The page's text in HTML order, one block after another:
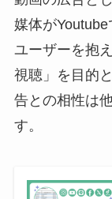
媒体が
ユーザーを抱
視聴」を目的
告との相性は
す。